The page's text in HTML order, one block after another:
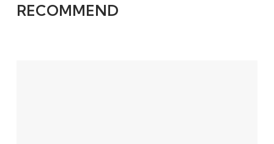
RECOMMEND